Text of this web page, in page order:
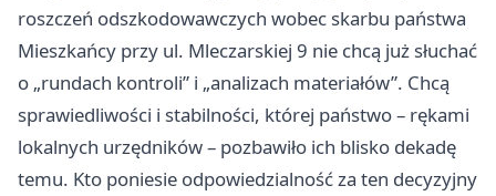
roszczeń odszkodowawczych wobec skarbu państwa
Mieszkańcy przy ul. Mleczarskiej 9 nie chcą już słuchać
o „rundach kontroli” i „analizach materiałów”. Chcą
sprawiedliwości i stabilności, której państwo – rękami
lokalnych urzędników – pozbawiło ich blisko dekadę
temu. Kto poniesie odpowiedzialność za ten decyzyjny